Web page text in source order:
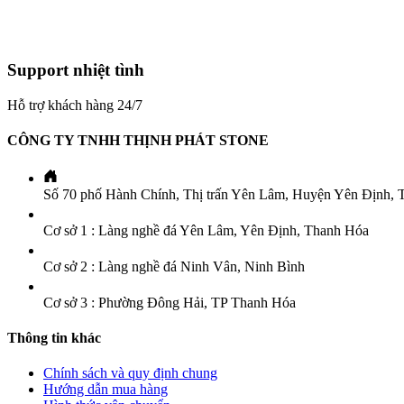
Support nhiệt tình
Hỗ trợ khách hàng 24/7
CÔNG TY TNHH THỊNH PHÁT STONE
Số 70 phố Hành Chính, Thị trấn Yên Lâm, Huyện Yên Định,
Cơ sở 1 : Làng nghề đá Yên Lâm, Yên Định, Thanh Hóa
Cơ sở 2 : Làng nghề đá Ninh Vân, Ninh Bình
Cơ sở 3 : Phường Đông Hải, TP Thanh Hóa
Thông tin khác
Chính sách và quy định chung
Hướng dẫn mua hàng